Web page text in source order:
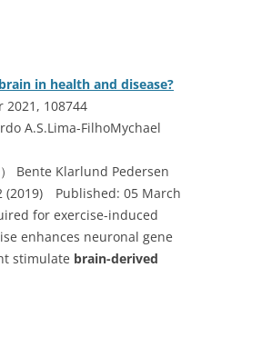
in health and disease?
108744
A.S.Lima-FilhoMychael
） Bente Klarlund Pedersen
(2019) Published: 05 March
for exercise-induced
enhances neuronal gene
stimulate brain-derived